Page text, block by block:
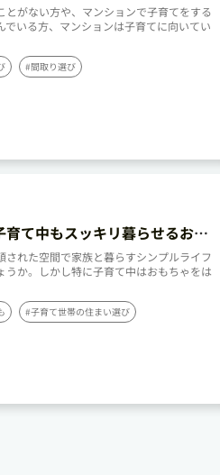
がない方や、マンションで子育てをする
でいる方、マンションは子育てに向いてい
#間取り選び
て中もスッキリ暮らせるお部
れた空間で家族と暮らすシンプルライフ
か。しかし特に子育て中はおもちゃをは
#子育て世帯の住まい選び